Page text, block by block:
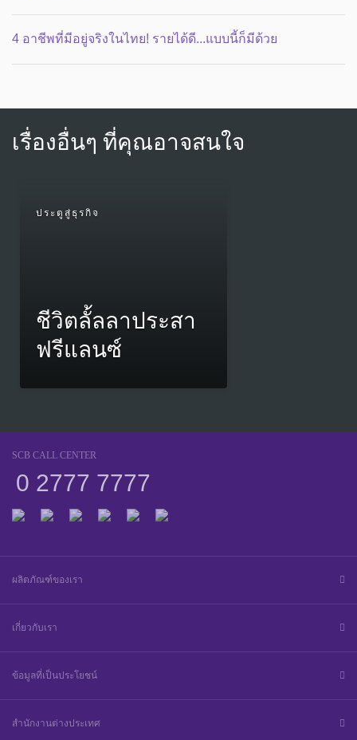
4 อาชีพที่มีอยู่จริงในไทย! รายได้ดี...แบบนี้ก็มีด้วย
เรื่องอื่นๆ ที่คุณอาจสนใจ
ประตูสู่ธุรกิจ
ชีวิตลั้ลลาประสา
ฟรีแลนซ์
SCB CALL CENTER
0 2777 7777
ผลิตภัณฑ์ของเรา
เกี่ยวกับเรา
ข้อมูลที่เป็นประโยชน์
สำนักงานต่างประเทศ